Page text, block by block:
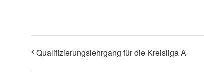
Qualifizierungslehrgang für die Kreisliga A